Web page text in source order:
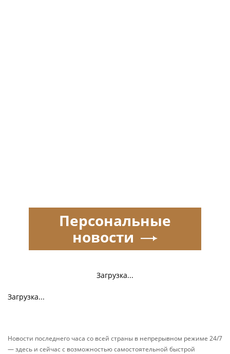
Загрузка...
Загрузка...
Персональные
новости
Новости последнего часа со всей страны в непрерывном режиме 24/7
— здесь и сейчас с возможностью самостоятельной быстрой